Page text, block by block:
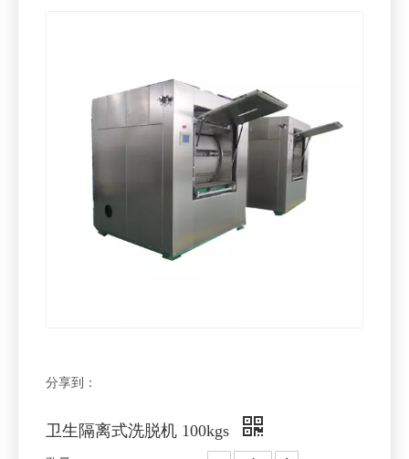
分享到：
卫生隔离式洗脱机 100kgs